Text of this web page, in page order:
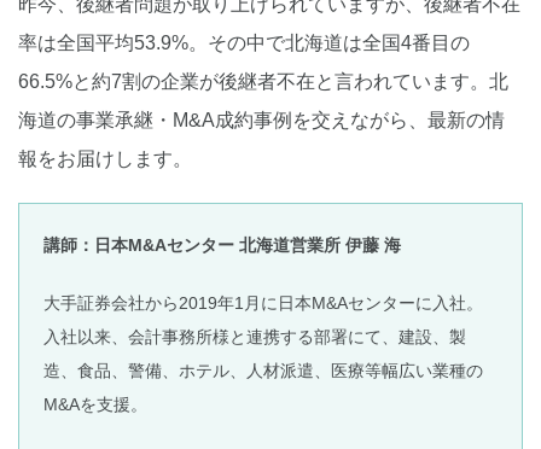
昨今、後継者問題が取り上げられていますが、後継者不在
率は全国平均53.9%。その中で北海道は全国4番目の
66.5%と約7割の企業が後継者不在と言われています。北
海道の事業承継・M&A成約事例を交えながら、最新の情
報をお届けします。
講師：日本M&Aセンター 北海道営業所 伊藤 海
大手証券会社から2019年1月に日本M&Aセンターに入社。
入社以来、会計事務所様と連携する部署にて、建設、製
造、食品、警備、ホテル、人材派遣、医療等幅広い業種の
M&Aを支援。